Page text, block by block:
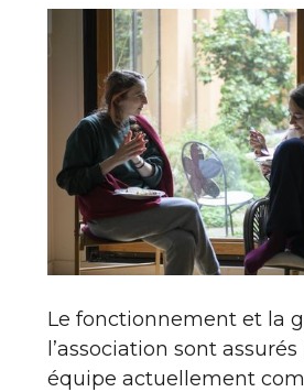
Le fonctionnement et la
l’association sont
équipe actuellement